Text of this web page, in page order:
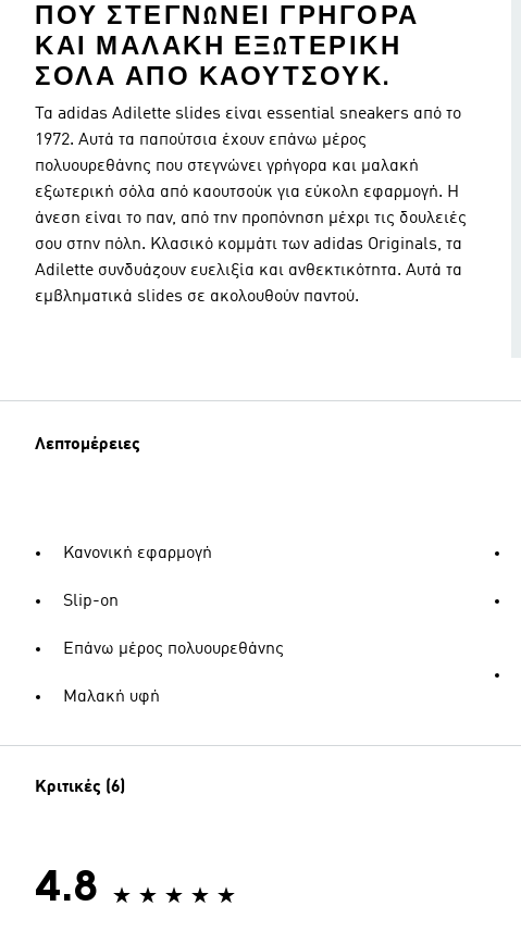
ΠΟΥ ΣΤΕΓΝΏΝΕΙ ΓΡΉΓΟΡΑ
ΚΑΙ ΜΑΛΑΚΉ ΕΞΩΤΕΡΙΚΉ
ΣΌΛΑ ΑΠΌ ΚΑΟΥΤΣΟΎΚ.
Τα adidas Adilette slides είναι essential sneakers από το
1972. Αυτά τα παπούτσια έχουν επάνω μέρος
πολυουρεθάνης που στεγνώνει γρήγορα και μαλακή
εξωτερική σόλα από καουτσούκ για εύκολη εφαρμογή. Η
άνεση είναι το παν, από την προπόνηση μέχρι τις δουλειές
σου στην πόλη. Κλασικό κομμάτι των adidas Originals, τα
Adilette συνδυάζουν ευελιξία και ανθεκτικότητα. Αυτά τα
εμβληματικά slides σε ακολουθούν παντού.
Λεπτομέρειες
Κανονική εφαρμογή
Slip-on
Επάνω μέρος πολυουρεθάνης
Μαλακή υφή
Κριτικές (6)
4.8